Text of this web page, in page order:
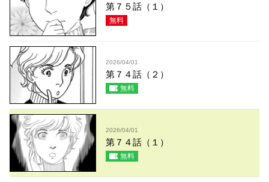
第７５話（１）
無料
2026/04/01
第７４話（２）
無料
2026/04/01
第７４話（１）
無料